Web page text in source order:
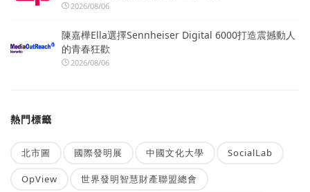
2026/08/06
陳嘉樺Ella選擇Sennheiser Digital 6000打造震撼動人
的青春狂歡
2026/08/06
熱門標籤
北市圖 國際發明展 中國文化大學 SocialLab
OpView 世界發明智慧財產聯盟總會